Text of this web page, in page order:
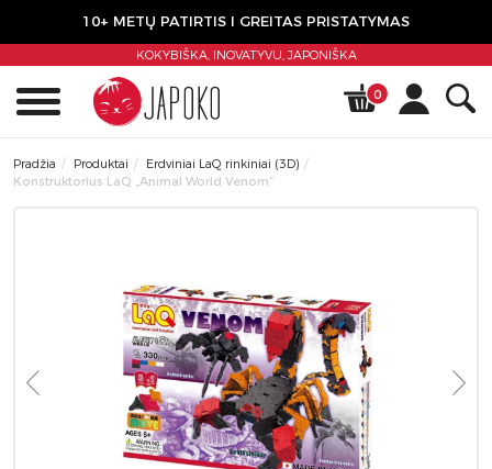
10+ METŲ PATIRTIS I GREITAS PRISTATYMAS
KOKYBIŠKA, INOVATYVU,JAPONIŠKA
0
Pradžia Produktai
Erdviniai LaQ rinkiniai (3D)
Konstruktorius LaQ „Animal World Venom”